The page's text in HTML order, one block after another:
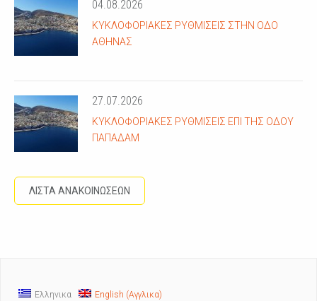
04.08.2026
ΚΥΚΛΟΦΟΡΙΑΚΈΣ ΡΥΘΜΊΣΕΙΣ ΣΤΗΝ ΟΔΌ
ΑΘΗΝΆΣ
27.07.2026
ΚΥΚΛΟΦΟΡΙΑΚΈΣ ΡΥΘΜΊΣΕΙΣ ΕΠΊ ΤΗΣ ΟΔΟΎ
ΠΑΠΑΔΆΜ
ΛΙΣΤΑ ΑΝΑΚΟΙΝΩΣΕΩΝ
Ελληνικα English (Αγγλικα)